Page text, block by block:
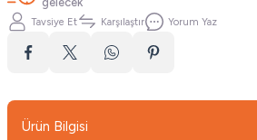
Tavsiye Et Karşılaştır Yorum Yaz
Ürün Bilgisi